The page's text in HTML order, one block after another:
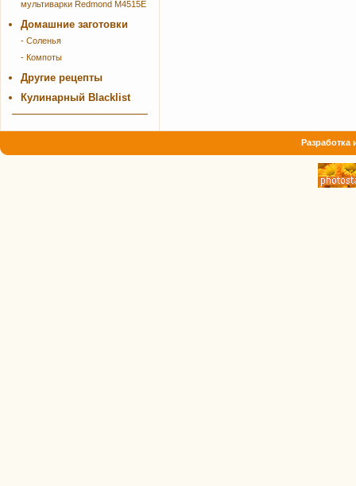
мультиварки Redmond M4515E
Домашние заготовки
- Соленья
- Компоты
Другие рецепты
Кулинарный Blacklist
Разработка